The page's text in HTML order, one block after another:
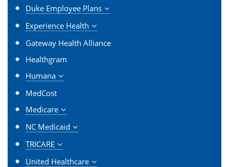
Duke Employee Plans
Experience Health
Gateway Health Alliance
Healthgram
Humana
MedCost
Medicare
NC Medicaid
TRICARE
United Healthcare